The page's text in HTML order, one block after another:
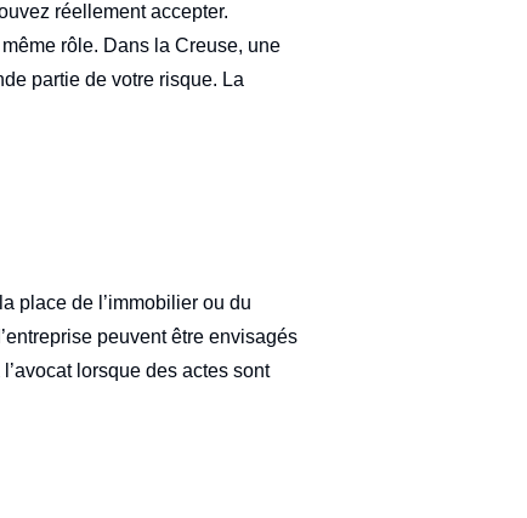
réellement accepter.
rôle. Dans la Creuse, une
partie de votre risque. La
place de l’immobilier ou du
peuvent être envisagés
lorsque des actes sont